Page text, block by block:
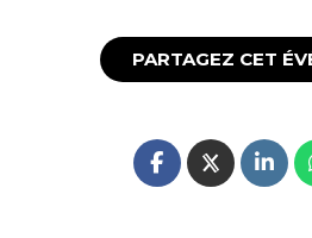
PARTAGEZ CET